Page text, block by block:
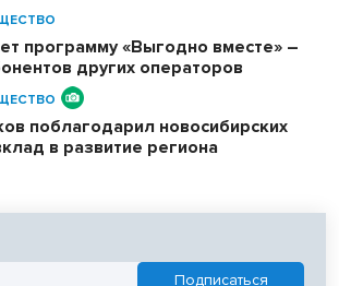
основе.
программу «Выгодно вместе» –
других операторов
поблагодарил новосибирских
в развитие региона